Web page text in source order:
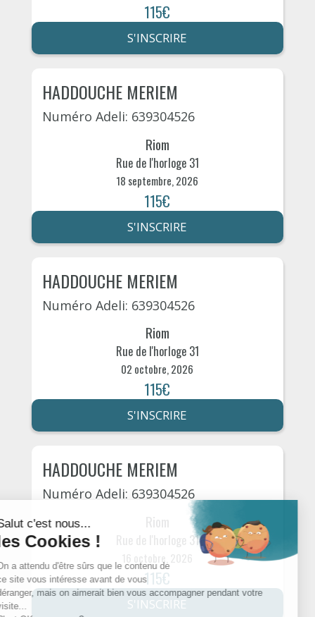
115€
S'INSCRIRE
HADDOUCHE MERIEM
Numéro Adeli: 639304526
Riom
Rue de l'horloge 31
18 septembre, 2026
115€
S'INSCRIRE
HADDOUCHE MERIEM
Numéro Adeli: 639304526
Riom
Rue de l'horloge 31
02 octobre, 2026
115€
S'INSCRIRE
HADDOUCHE MERIEM
Numéro Adeli: 639304526
Rue de l'horloge 31
115€
S'INSCRIRE